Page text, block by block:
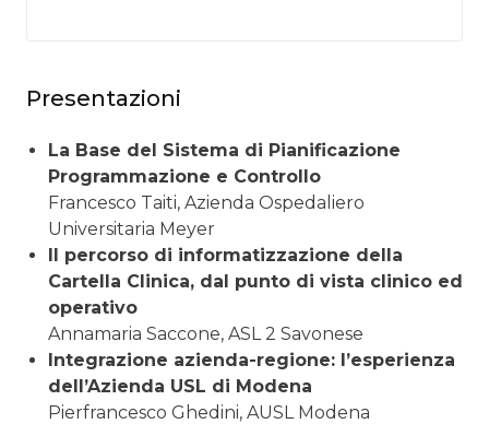
Presentazioni
La Base del Sistema di Pianificazione
Programmazione e Controllo
Francesco Taiti, Azienda Ospedaliero
Universitaria Meyer
Il percorso di informatizzazione della
Cartella Clinica, dal punto di vista clinico ed
operativo
Annamaria Saccone, ASL 2 Savonese
Integrazione azienda-regione: l’esperienza
dell’Azienda USL di Modena
Pierfrancesco Ghedini, AUSL Modena